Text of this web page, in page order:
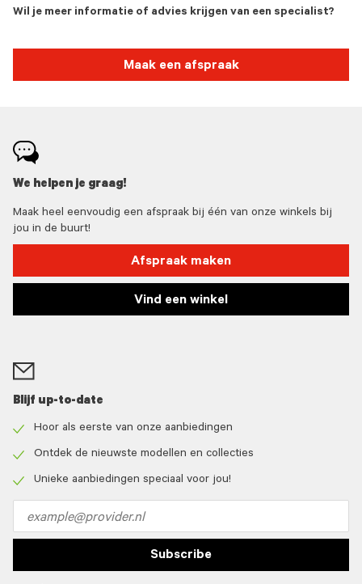
Wil je meer informatie of advies krijgen van een specialist?
Maak een afspraak
We helpen je graag!
Maak heel eenvoudig een afspraak bij één van onze winkels bij
jou in de buurt!
Afspraak maken
Vind een winkel
Blijf up-to-date
icon
Hoor als eerste van onze aanbiedingen
icon
Ontdek de nieuwste modellen en collecties
Unieke aanbiedingen speciaal voor jou!
address
Subscribe